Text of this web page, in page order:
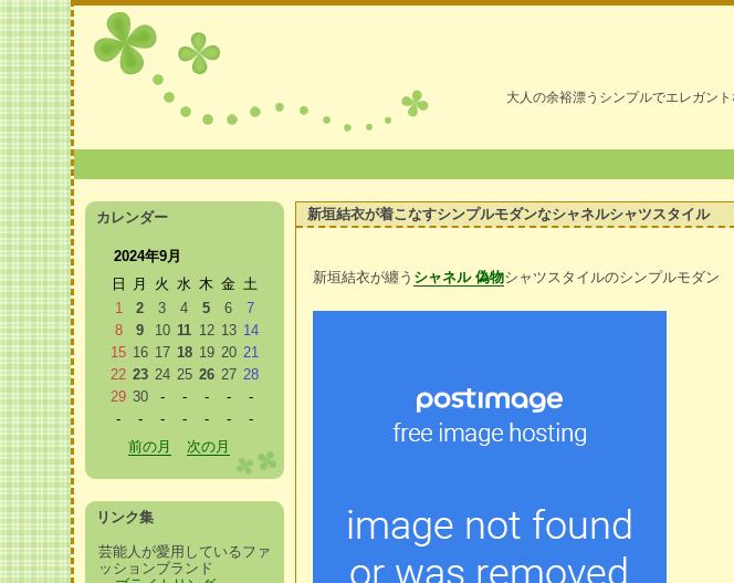
大人の余裕漂うシンプルでエレガン
新垣結衣が着こなすシンプルモダンなシャネルシャツスタイル
新垣結衣が纏う シャネル 偽物シャツスタイルのシンプルモダン
カレンダー
2024年9月
日
月 火 水 木 金 土
1
2 3 4 5 6
7
8
9 10 11 12 13 14
15 16 17 18 19 20 21
22 23 24 25 26 27 28
29 30 - - - -
-
-
- - - - -
-
前の月
次の月
リンク集
芸能人が愛用しているファ
ッションブランド